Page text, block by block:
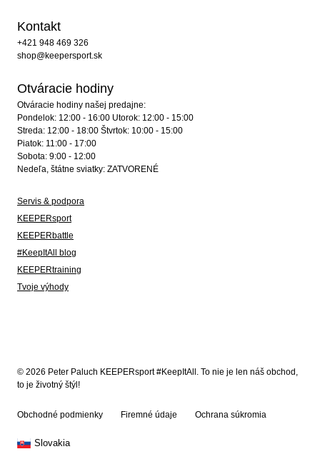
Kontakt
+421 948 469 326
shop@keepersport.sk
Otváracie hodiny
Otváracie hodiny našej predajne:
Pondelok: 12:00 - 16:00 Utorok: 12:00 - 15:00
Streda: 12:00 - 18:00 Štvrtok: 10:00 - 15:00
Piatok: 11:00 - 17:00
Sobota: 9:00 - 12:00
Nedeľa, štátne sviatky: ZATVORENÉ
Servis & podpora
KEEPERsport
KEEPERbattle
#KeepItAll blog
KEEPERtraining
Tvoje výhody
© 2026 Peter Paluch KEEPERsport #KeepItAll. To nie je len náš obchod,
to je životný štýl!
Obchodné podmienky Firemné údaje Ochrana súkromia
Slovakia